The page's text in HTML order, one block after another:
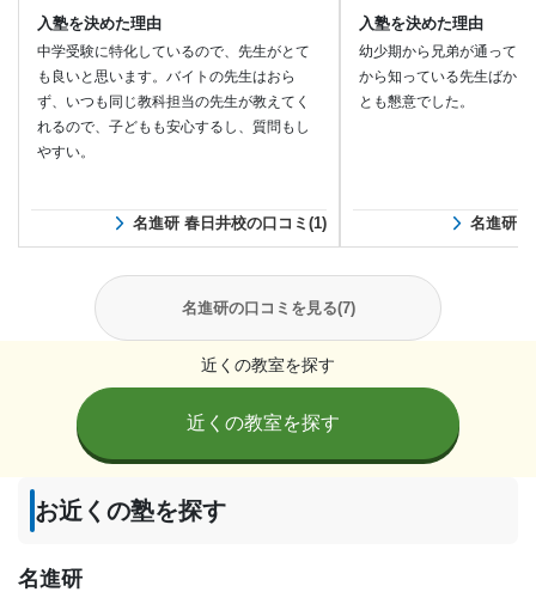
入塾を決めた理由
中学受験に特化しているので、先生がとて
も良いと思います。バイトの先生はおら
ず、いつも同じ教科担当の先生が教えてく
れるので、子どもも安心するし、質問もし
やすい。
名進研 春日井校の口コミ(1)
入塾を決めた理由
幼少期から兄弟が通ってい
から知っている先生ばかり
とも懇意でした。
名進研
名進研の口コミを見る(7)
近くの教室を探す
近くの教室を探す
お近くの塾を探す
名進研